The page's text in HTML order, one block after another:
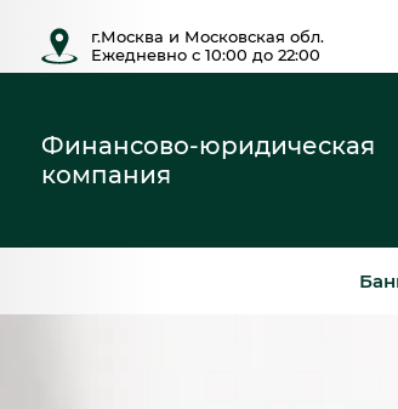
г.Москва и Московская обл.
Ежедневно с 10:00 до 22:00
Финансово-юридическая
компания